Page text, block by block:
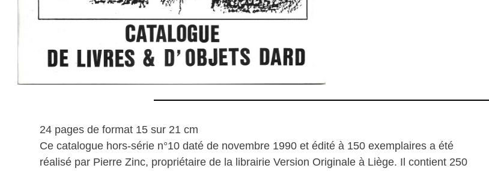
24 pages de format 15 sur 21 cm
Ce catalogue hors-série n°10 daté de novembre 1990 et édité à 150 exemplaires a été
réalisé par Pierre Zinc, propriétaire de la librairie Version Originale à Liège. Il contient 250